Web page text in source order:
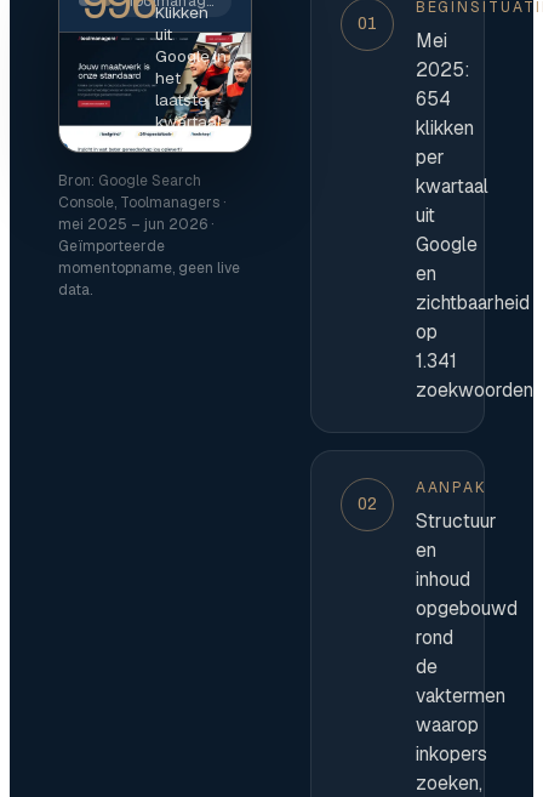
Klikken
uit
Google in
het
laatste
kwartaal
Bron: Google Search
Console, Toolmanagers ·
mei 2025 – jun 2026 ·
Geïmporteerde
momentopname, geen live
data.
01
Mei
2025:
654
klikken
per
kwartaal
uit
Google
en
zichtbaarheid
op
1.341
zoekwoorden.
02
AANPAK
Structuur
en
inhoud
opgebouwd
rond
de
vaktermen
waarop
inkopers
zoeken,